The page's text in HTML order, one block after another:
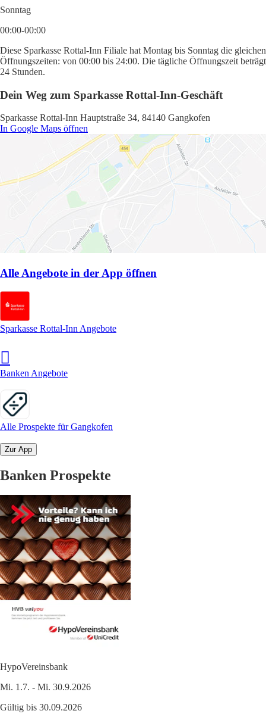
Sonntag
00:00-00:00
Diese Sparkasse Rottal-Inn Filiale hat Montag bis Sonntag die gleichen
Öffnungszeiten: von 00:00 bis 24:00. Die tägliche Öffnungszeit beträgt
24 Stunden.
Dein Weg zum Sparkasse Rottal-Inn-Geschäft
Sparkasse Rottal-Inn Hauptstraße 34, 84140 Gangkofen
In Google Maps öffnen
Alle Angebote in der App öffnen
Sparkasse Rottal-Inn Angebote
Banken Angebote
Alle Prospekte für Gangkofen
Zur App
Banken Prospekte
HypoVereinsbank
Mi. 1.7. - Mi. 30.9.2026
Gültig bis 30.09.2026